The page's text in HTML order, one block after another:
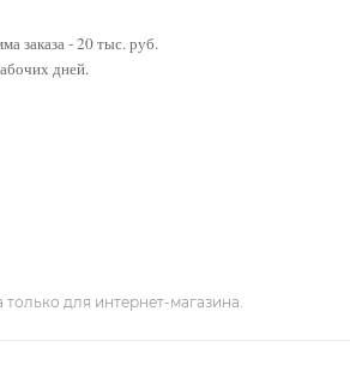
заказа - 20 тыс. руб.
дней.
только для интернет-магазина.